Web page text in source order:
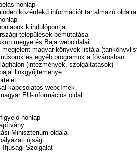
honlap
közérdekű információt tartalmazó oldalra
kiindulópontja
települések bemutatása
megye és Baja weboldalai
megjelent magyar könyvek listája
és egyéb programok a fővárosban
(intézmények, szolgáltatások)
linkgyűjteménye
kapcsolatos webcímek
EU-információs oldal
honlap
Minisztérium oldalai
újság
Ifjúsági Szolgálat